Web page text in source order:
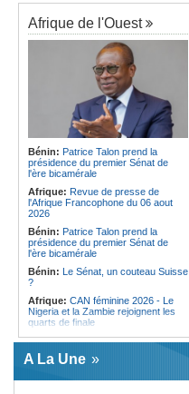
Congo-Kinshasa:Plan stratégique
triennal 2026-2028 - L'IGF place la
digitalisation au coeur des réformes
Congo-Kinshasa:RDC - Félix
Tshisekedi place le CEFOCK au
coeur de bataille de l'appropriation
du Génocost !
Congo-Kinshasa: Matadi - Le
Kongo Central lance la campagne
de sensibilisation au deuxième
Recensement général de la
population et de l'habitat
Congo-Kinshasa: Le VPM Shabani
remet aux organisations politiques la
directive ministérielle de l'année
politique 2026
Congo-Kinshasa:Gratien de
Saint-Nicolas Iracan - « Je ne
soutiendrai jamais un dialogue
destiné au partage du pouvoir ou à
la légitimation des groupes armés »
Afrique de l'Ouest
Bénin: Patrice Talon prend la
présidence du premier Sénat de
l'ère bicamérale
Afrique: Revue de presse de
l'Afrique Francophone du 06 aout
2026
Bénin: Patrice Talon prend la
présidence du premier Sénat de
l'ère bicamérale
Bénin: Le Sénat, un couteau Suisse
?
Afrique: CAN féminine 2026 - Le
Nigeria et la Zambie rejoignent les
quarts de finale
Afrique:Le continent, plaque
tournante des faux ordres de
virement
Mali:Achat d'un avion présidentiel -
A La Une